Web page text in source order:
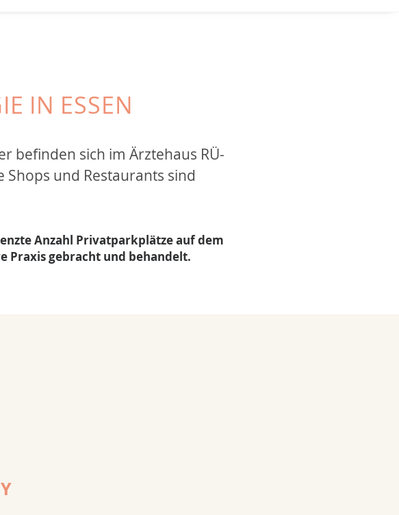
IN ESSEN
befinden sich im Ärztehaus RÜ-
und Restaurants sind
Anzahl Privatparkplätze auf dem
Praxis gebracht und behandelt.